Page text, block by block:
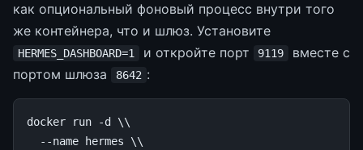
как опциональный фоновый процесс внутри того
же контейнера, что и шлюз. Установите
HERMES_DASHBOARD=1 и откройте порт 9119
вместе с
портом шлюза
8642 :
docker run -d
\\
--name
hermes
\\